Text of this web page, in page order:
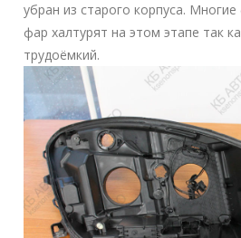
убран из старого корпуса.
фар халтурят на этом этапе так
трудоёмкий.